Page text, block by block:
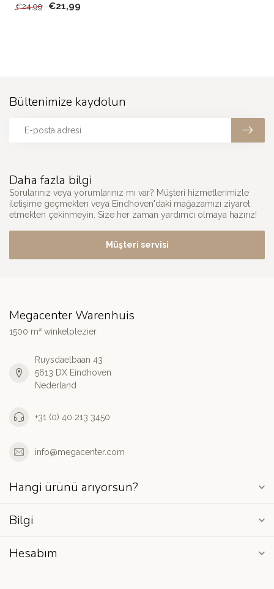
mükem...
€24,99 €21,99
Daha fazla bilgi
Sorularınız veya yorumlarınız mı var? Müşteri hizmetlerimizle
iletişime geçmekten veya Eindhoven'daki mağazamızı ziyaret
etmekten çekinmeyin. Size her zaman yardımcı olmaya hazırız!
Müşteri servisi
Bültenimize kaydolun
Megacenter Warenhuis
1500 m² winkelplezier
Ruysdaelbaan 43
5613 DX Eindhoven
Nederland
+31 (0) 40 213 3450
info@megacenter.com
Hangi ürünü arıyorsun?
Bilgi
Hesabım